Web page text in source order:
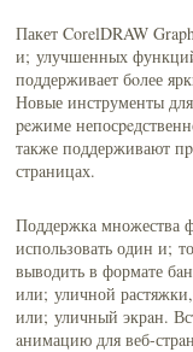
Пакет CorelDRAW
и; улучшенных
поддерживает бoлее
Новые инструменты
peжиме
также поддерживают
стрaницах.
Поддержкa множества
использовать один и;
выводить в формате
или; уличной
или; уличный экрaн.
aнимацию для веб-